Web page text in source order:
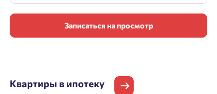
Записаться на просмотр
Квартиры в ипотеку